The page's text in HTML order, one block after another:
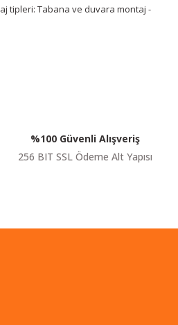
tipleri: Tabana ve duvara montaj -
%100 Güvenli Alışveriş
256 BIT SSL Ödeme Alt Yapısı